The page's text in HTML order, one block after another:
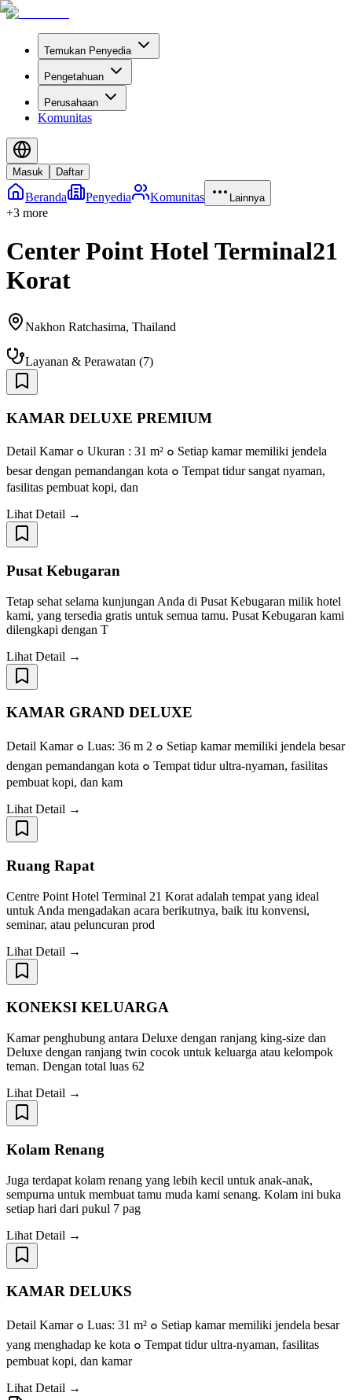
Temukan Penyedia
Pengetahuan
Perusahaan
Komunitas
Masuk Daftar
Beranda Penyedia Komunitas Lainnya
+3 more
Center Point Hotel Terminal21
Korat
Nakhon Ratchasima, Thailand
Layanan & Perawatan (7)
KAMAR DELUXE PREMIUM
Detail Kamar ๐ Ukuran : 31 m² ๐ Setiap kamar memiliki jendela
besar dengan pemandangan kota ๐ Tempat tidur sangat nyaman,
fasilitas pembuat kopi, dan
Lihat Detail →
Pusat Kebugaran
Tetap sehat selama kunjungan Anda di Pusat Kebugaran milik hotel
kami, yang tersedia gratis untuk semua tamu. Pusat Kebugaran kami
dilengkapi dengan T
Lihat Detail →
KAMAR GRAND DELUXE
Detail Kamar ๐ Luas: 36 m 2 ๐ Setiap kamar memiliki jendela besar
dengan pemandangan kota ๐ Tempat tidur ultra-nyaman, fasilitas
pembuat kopi, dan kam
Lihat Detail →
Ruang Rapat
Centre Point Hotel Terminal 21 Korat adalah tempat yang ideal
untuk Anda mengadakan acara berikutnya, baik itu konvensi,
seminar, atau peluncuran prod
Lihat Detail →
KONEKSI KELUARGA
Kamar penghubung antara Deluxe dengan ranjang king-size dan
Deluxe dengan ranjang twin cocok untuk keluarga atau kelompok
teman. Dengan total luas 62
Lihat Detail →
Kolam Renang
Juga terdapat kolam renang yang lebih kecil untuk anak-anak,
sempurna untuk membuat tamu muda kami senang. Kolam ini buka
setiap hari dari pukul 7 pag
Lihat Detail →
KAMAR DELUKS
Detail Kamar ๐ Luas: 31 m² ๐ Setiap kamar memiliki jendela besar
yang menghadap ke kota ๐ Tempat tidur ultra-nyaman, fasilitas
pembuat kopi, dan kamar
Lihat Detail →